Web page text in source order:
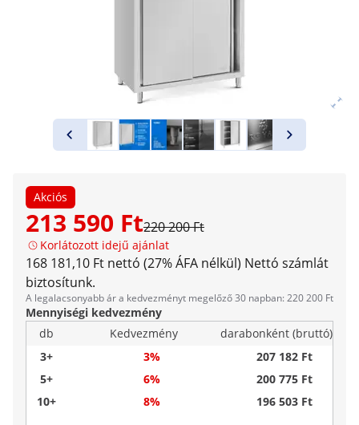
Akciós
213 590 Ft220 200 Ft
Korlátozott idejű ajánlat
168 181,10 Ft nettó (27% ÁFA nélkül) Nettó számlát
biztosítunk.
A legalacsonyabb ár a kedvezményt megelőző 30 napban: 220 200 Ft
Mennyiségi kedvezmény
db
Kedvezmény
darabonként (bruttó)
3+
3%
207 182 Ft
5+
6%
200 775 Ft
10+
8% 196 503 Ft